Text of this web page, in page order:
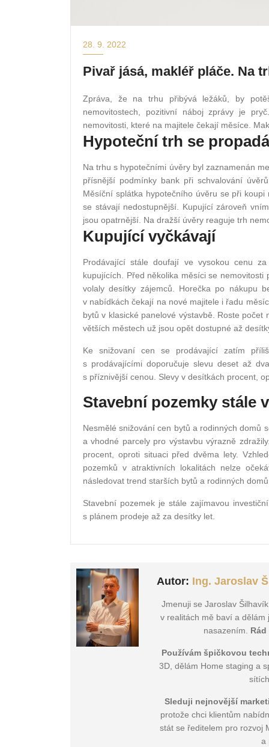
28. 9. 2022
Pivař jásá, makléř pláče. Na
Zpráva, že na trhu přibývá ležáků, by
nemovitostech, pozitivní náboj zprávy je
nemovitosti, které na majitele čekají měsíce.
Hypoteční trh se propadá
Na trhu s hypotečními úvěry byl zaznamenán
přísnější podmínky bank při schvalování
Měsíční splátka hypotečního úvěru se při
se stávají nedostupnější. Kupující zároveň
jsou opatrnější. Na dražší úvěry reaguje trh
Kupující vyčkávají
Prodávající stále doufají ve vysokou cenu
kupujících. Před několika měsíci se
volaly desítky zájemců. Horečka po nákupu
v nabídkách čekají na nové majitele i řadu
bytů v klasické panelové výstavbě. Roste
větších městech už jsou opět dostupné až
Ke snižovaní cen se prodávající zatím
s prodávajícími doporučuje slevu deset až
s příznivější cenou. Slevy v desítkách procent,
Stavební pozemky stále
Nesmělé snižování cen bytů a rodinných domů
a vhodné parcely pro výstavbu výrazně
procent, oproti situaci před dvěma lety.
pozemků v atraktivních lokalitách nelze
následovat trend starších bytů a rodinných
Stavební pozemek je stále zajímavou
s plánem prodeje až za desítky let.
Autor: Ing. Jaroslav
Jmenuji se Jaroslav
v realitách mě baví a dělám
nasazením.
Používám špičkovou
3D, dělám Home staging a
Sleduji nejnovější
protože chci klientům
stát se ředitelem pro rozvoj
a